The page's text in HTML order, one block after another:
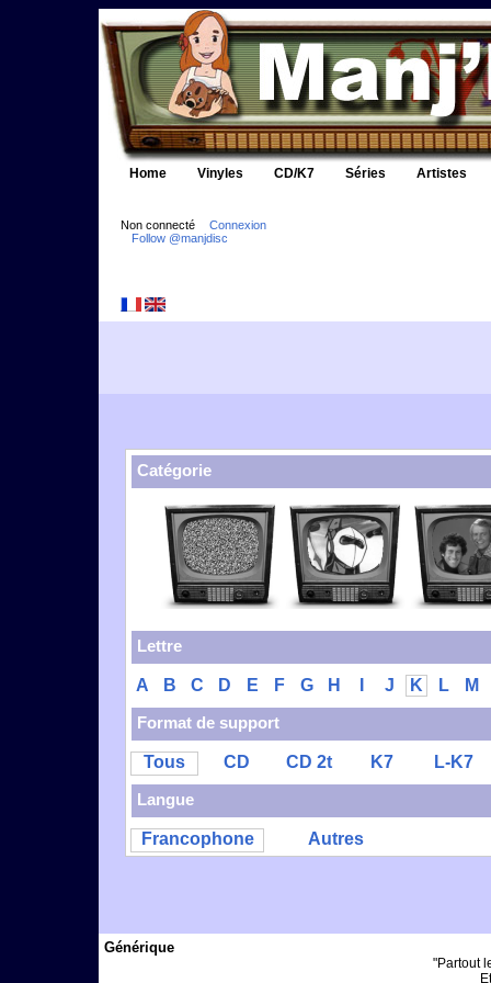
Home Vinyles CD/K7 Séries Artistes
Non connecté
Connexion
Follow @manjdisc
Catégorie
Lettre
A B C D E F G H J K L
M
Format de support
Tous CD CD 2t K7
L-K7
Langue
Francophone Autres
Générique
"Partout